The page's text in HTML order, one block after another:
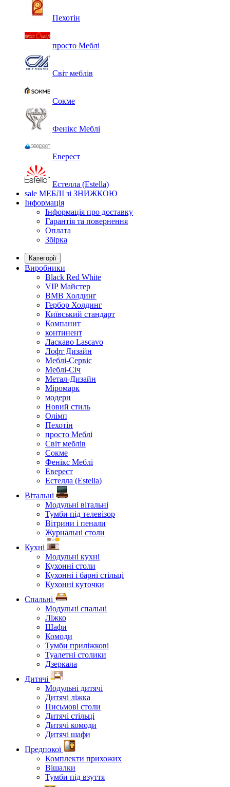
Пехотін
просто Меблі
Світ меблів
Сокме
Фенікс Меблі
Еверест
Естелла (Estella)
sale МЕБЛІ зі ЗНИЖКОЮ
Інформація
Інформація про доставку
Гарантія та повернення
Оплата
Збірка
Категорії
Виробники
Black Red White
VIP Майстер
ВМВ Холдинг
Гербор Холдинг
Київський стандарт
Компанит
континент
Ласкаво Lascavo
Лофт Дизайн
Меблі-Сервіс
Меблі-Січ
Метал-Дизайн
Міромарк
модерн
Новий стиль
Олімп
Пехотін
просто Меблі
Світ меблів
Сокме
Фенікс Меблі
Еверест
Естелла (Estella)
Вітальні
Модульні вітальні
Тумби під телевізор
Вітрини і пенали
Журнальні столи
Кухні
Модульні кухні
Кухонні столи
Кухонні і барні стільці
Кухонні куточки
Спальні
Модульні спальні
Ліжко
Шафи
Комоди
Тумби приліжкові
Туалетні столики
Дзеркала
Дитячі
Модульні дитячі
Дитячі ліжка
Письмові столи
Дитячі стільці
Дитячі комоди
Дитячі шафи
Предпокої
Комплекти прихожих
Вішалки
Тумби під взуття